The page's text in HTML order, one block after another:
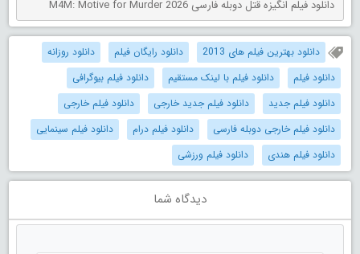
دانلود فیلم انگیزه قتل دوبله فارسی M4M: Motive for Murder 2026
دانلود بهترین فیلم های 2013 دانلود رایگان فیلم
دانلود روزانه
دانلود فیلم
دانلود فیلم با لینک مستقیم
دانلود فیلم بیوگرافی
دانلود فیلم جدید
دانلود فیلم جدید خارجی
دانلود فیلم خارجی
دانلود فیلم خارجی دوبله فارسی
دانلود فیلم درام
دانلود فیلم سینمایی
دانلود فیلم هندی
دانلود فیلم ورزشی
دیدگاه شما